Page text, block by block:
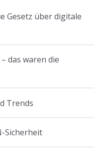
Gesetz über digitale
das waren die
Trends
Sicherheit